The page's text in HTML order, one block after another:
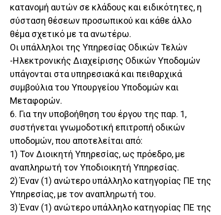
κατανομή αυτών σε κλάδους και ειδικότητες, η
σύσταση θέσεων προσωπικού και κάθε άλλο
θέμα σχετικό με τα ανωτέρω.
Οι υπάλληλοι της Υπηρεσίας Οδικών Τελών
-Ηλεκτρονικής Διαχείρισης Οδικών Υποδομών
υπάγονται στα υπηρεσιακά και πειθαρχικά
συμβούλια του Υπουργείου Υποδομών και
Μεταφορών.
6. Για την υποβοήθηση του έργου της παρ. 1,
συστήνεται γνωμοδοτική επιτροπή οδικών
υποδομών, που αποτελείται από:
1) Τον Διοικητή Υπηρεσίας, ως πρόεδρο, με
αναπληρωτή τον Υποδιοικητή Υπηρεσίας.
2) Έναν (1) ανώτερο υπάλληλο κατηγορίας ΠΕ της
Υπηρεσίας, με τον αναπληρωτή του.
3) Έναν (1) ανώτερο υπάλληλο κατηγορίας ΠΕ της